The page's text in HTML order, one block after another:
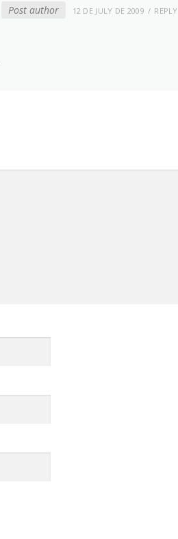
Post author 12 DE JULY DE 2009 REPLY